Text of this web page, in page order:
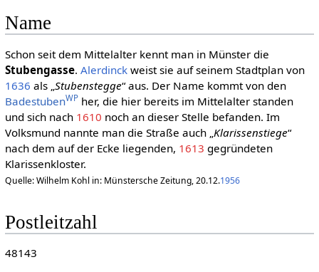
Name
Schon seit dem Mittelalter kennt man in Münster die
Stubengasse. Alerdinckweist sie auf seinem Stadtplan von
1636 als „ Stubenstegge“ aus. Der Name kommt von den
BadestubenWPher, die hier bereits im Mittelalter standen
und sich nach 1610 noch an dieser Stelle befanden. Im
Volksmund nannte man die Straße auch „ Klarissenstiege“
nach dem auf der Ecke liegenden, 1613 gegründeten
Klarissenkloster.
Quelle: Wilhelm Kohl in: Münstersche Zeitung, 20.12.1956
Postleitzahl
48143